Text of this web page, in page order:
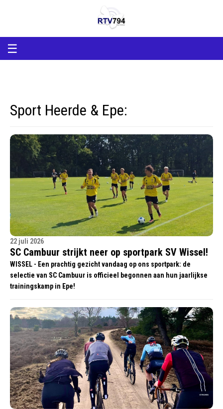
Epe☰
Sport Heerde & Epe:
22 juli 2026
SC Cambuur strijkt neer op sportpark SV Wissel!
WISSEL - Een prachtig gezicht vandaag op ons sportpark: de
selectie van SC Cambuur is officieel begonnen aan hun jaarlijkse
trainingskamp in Epe!